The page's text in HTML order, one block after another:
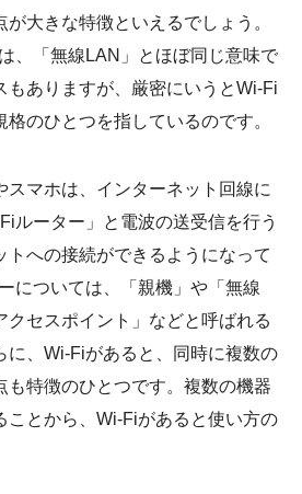
大きな特徴といえるでしょう。
、「無線LAN」とほぼ同じ意味で
もありますが、厳密にいうとWi-Fi
のひとつを指しているのです。
スマホは、インターネット回線に
ルーター」と電波の送受信を行う
トへの接続ができるようになって
については、「親機」や「無線
クセスポイント」などと呼ばれる
に、Wi-Fiがあると、同時に複数の
も特徴のひとつです。複数の機器
ことから、Wi-Fiがあると使い方の